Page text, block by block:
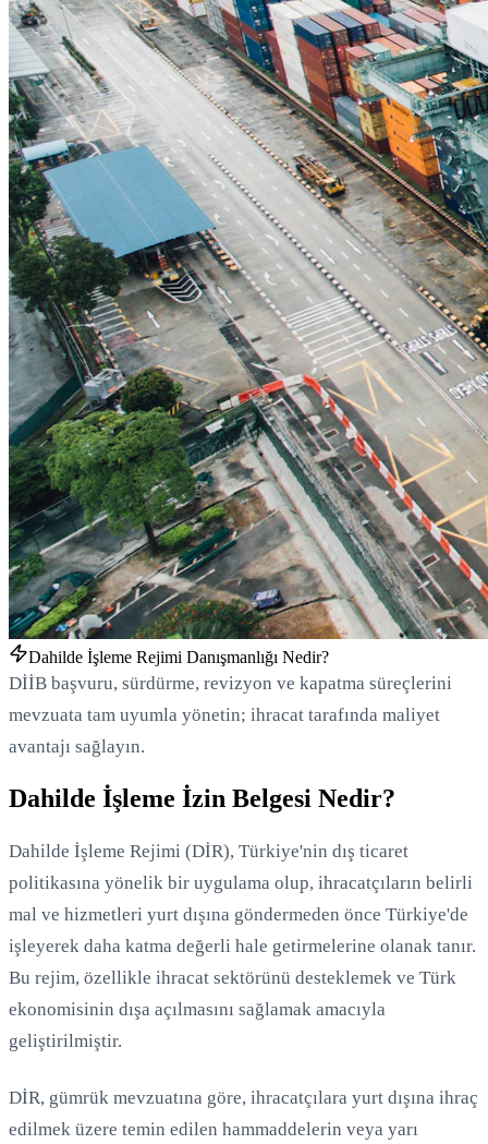
Dahilde İşleme Rejimi Danışmanlığı Nedir?
DİİB başvuru, sürdürme, revizyon ve kapatma süreçlerini
mevzuata tam uyumla yönetin; ihracat tarafında maliyet
avantajı sağlayın.
Dahilde İşleme İzin Belgesi Nedir?
Dahilde İşleme Rejimi (DİR), Türkiye'nin dış ticaret
politikasına yönelik bir uygulama olup, ihracatçıların belirli
mal ve hizmetleri yurt dışına göndermeden önce Türkiye'de
işleyerek daha katma değerli hale getirmelerine olanak tanır.
Bu rejim, özellikle ihracat sektörünü desteklemek ve Türk
ekonomisinin dışa açılmasını sağlamak amacıyla
geliştirilmiştir.
DİR, gümrük mevzuatına göre, ihracatçılara yurt dışına ihraç
edilmek üzere temin edilen hammaddelerin veya yarı